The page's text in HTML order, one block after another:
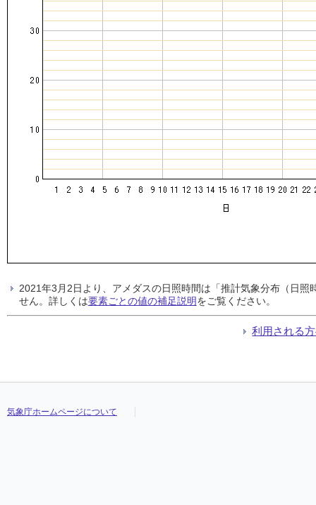
2021年3月2日より、アメダスの日照時間は「推計気象分布（日
せん。詳しくは要素ごとの値の補足説明をご覧ください。
利用される
気象庁ホームページについて